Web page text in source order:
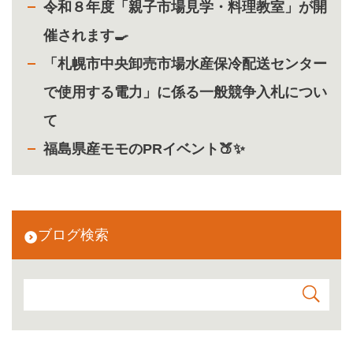
令和８年度「親子市場見学・料理教室」が開
催されます🍳
「札幌市中央卸売市場水産保冷配送センター
で使用する電力」に係る一般競争入札につい
て
福島県産モモのPRイベント🍑✨
ブログ検索